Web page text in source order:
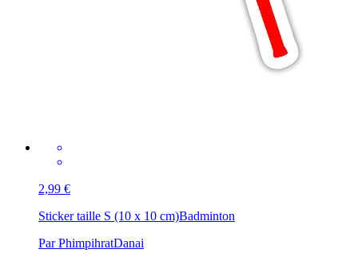
2,99 €
Sticker taille S (10 x 10 cm)Badminton
Par PhimpihratDanai